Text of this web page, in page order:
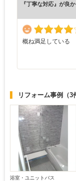
『丁寧な対応』が良
概ね満足している
リフォーム事例 （3
浴室・ユニットバス